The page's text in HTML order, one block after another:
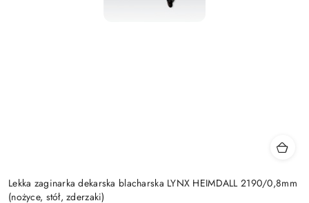
Lekka zaginarka dekarska blacharska LYNX HEIMDALL 2190/0,8mm
(nożyce, stół, zderzaki)